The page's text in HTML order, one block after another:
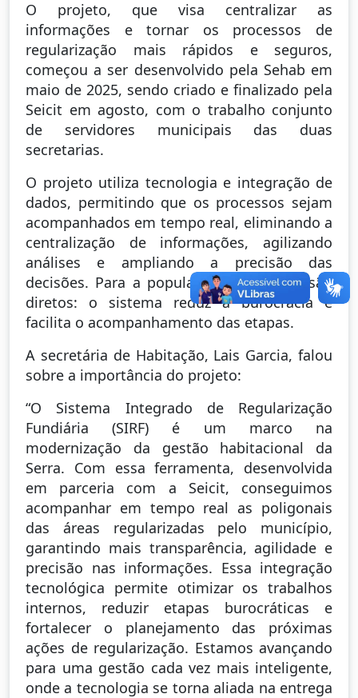
O projeto, que visa centralizar as
informações e tornar os processos de
regularização mais rápidos e seguros,
começou a ser desenvolvido pela Sehab em
maio de 2025, sendo criado e finalizado pela
Seicit em agosto, com o trabalho conjunto
de servidores municipais das duas
secretarias.
O projeto utiliza tecnologia e integração de
dados, permitindo que os processos sejam
acompanhados em tempo real, eliminando a
centralização de informações, agilizando
análises e ampliando a precisão das
decisões. Para a população, os ganhos são
diretos: o sistema reduz a burocracia e
facilita o acompanhamento das etapas.
A secretária de Habitação, Lais Garcia, falou
sobre a importância do projeto:
“O Sistema Integrado de Regularização
Fundiária (SIRF) é um marco na
modernização da gestão habitacional da
Serra. Com essa ferramenta, desenvolvida
em parceria com a Seicit, conseguimos
acompanhar em tempo real as poligonais
das áreas regularizadas pelo município,
garantindo mais transparência, agilidade e
precisão nas informações. Essa integração
tecnológica permite otimizar os trabalhos
internos, reduzir etapas burocráticas e
fortalecer o planejamento das próximas
ações de regularização. Estamos avançando
para uma gestão cada vez mais inteligente,
onde a tecnologia se torna aliada na entrega